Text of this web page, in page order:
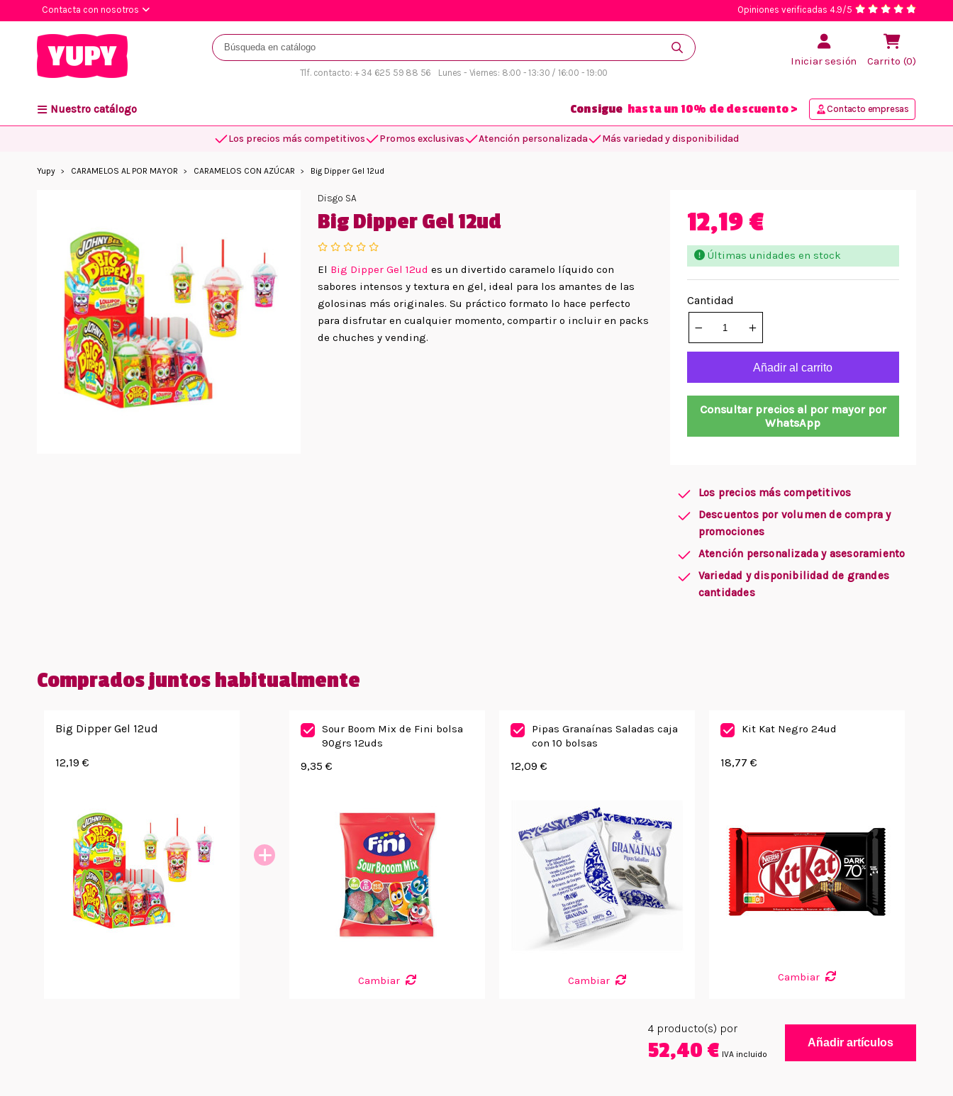
Contacta con nosotros Opiniones verificadas 4.9/5
Tlf. contacto: + 34 625 59 88 56 Lunes - Viernes: 8:00 - 13:30 / 16:00 - 19:00
Iniciar sesión Carrito (0)
Nuestro catálogo Consigue hasta un 10% de descuento > Contacto empresas
Los precios más competitivos Promos exclusivas Atención personalizada Más variedad y disponibilidad
Yupy CARAMELOS AL POR MAYOR CARAMELOS CON AZÚCAR Big Dipper Gel 12ud
Disgo SA
Big Dipper Gel 12ud
El Big Dipper Gel 12ud es un divertido caramelo líquido con
sabores intensos y textura en gel, ideal para los amantes de las
golosinas más originales. Su práctico formato lo hace perfecto
para disfrutar en cualquier momento, compartir o incluir en packs
de chuches y vending.
12,19 €
Últimas unidades en stock
Cantidad
Añadir al carrito
Consultar precios al por mayor por
WhatsApp
Los precios más competitivos
Descuentos por volumen de compra y
promociones
Atención personalizada y asesoramiento
Variedad y disponibilidad de grandes
cantidades
Comprados juntos habitualmente
Big Dipper Gel 12ud
12,19 €
Sour Boom Mix de Fini bolsa
90grs 12uds
9,35 €
Cambiar
Pipas Granaínas Saladas caja
con 10 bolsas
12,09 €
Cambiar
Kit Kat Negro 24ud
18,77 €
Cambiar
4 producto(s) por
52,40 € IVA incluido
Añadir artículos